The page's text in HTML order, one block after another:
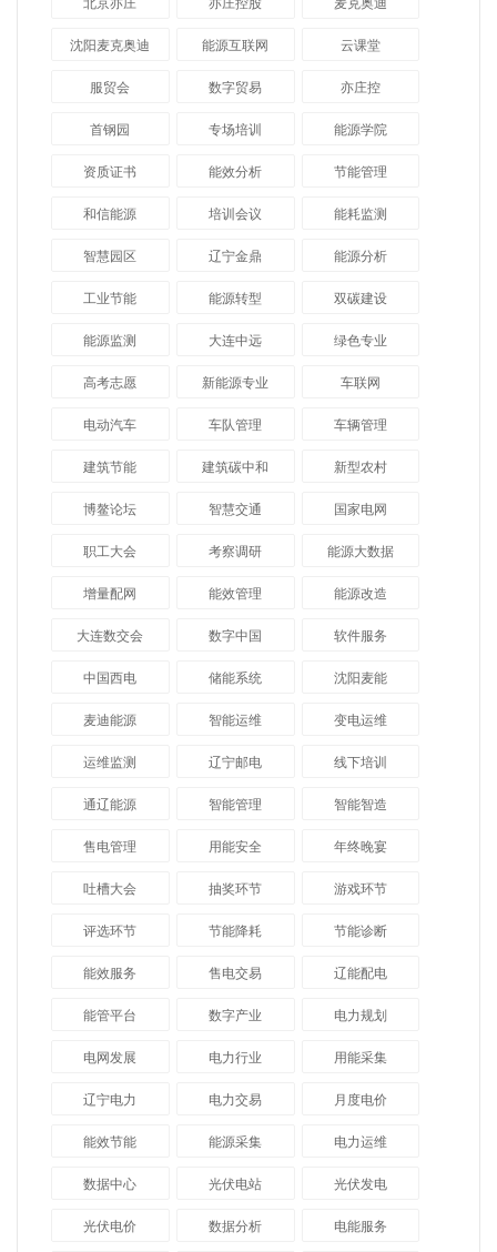
北京亦庄 亦庄控股 麦克奥迪
沈阳麦克奥迪 能源互联网 云课堂
服贸会 数字贸易 亦庄控
首钢园 专场培训 能源学院
资质证书 能效分析 节能管理
和信能源 培训会议 能耗监测
智慧园区 辽宁金鼎 能源分析
工业节能 能源转型 双碳建设
能源监测 大连中远 绿色专业
高考志愿 新能源专业 车联网
电动汽车 车队管理 车辆管理
建筑节能 建筑碳中和 新型农村
博鳌论坛 智慧交通 国家电网
职工大会 考察调研 能源大数据
增量配网 能效管理 能源改造
大连数交会 数字中国 软件服务
中国西电 储能系统 沈阳麦能
麦迪能源 智能运维 变电运维
运维监测 辽宁邮电 线下培训
通辽能源 智能管理 智能智造
售电管理 用能安全 年终晚宴
吐槽大会 抽奖环节 游戏环节
评选环节 节能降耗 节能诊断
能效服务 售电交易 辽能配电
能管平台 数字产业 电力规划
电网发展 电力行业 用能采集
辽宁电力 电力交易 月度电价
能效节能 能源采集 电力运维
数据中心 光伏电站 光伏发电
光伏电价 数据分析 电能服务